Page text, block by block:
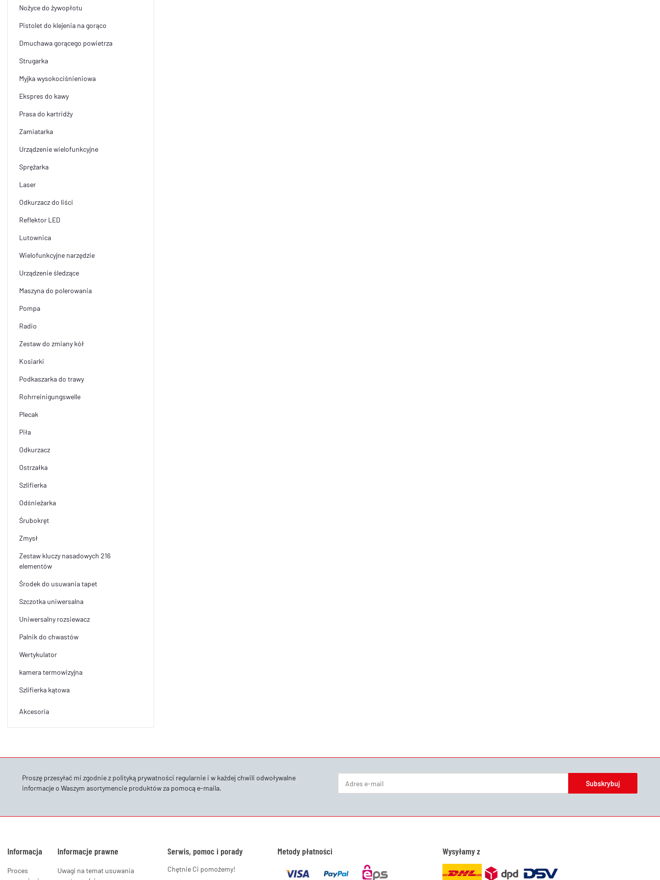
Nożyce do żywopłotu
Pistolet do klejenia na gorąco
Dmuchawa gorącego powietrza
Strugarka
Myjka wysokociśnieniowa
Ekspres do kawy
Prasa do kartridży
Zamiatarka
Urządzenie wielofunkcyjne
Sprężarka
Laser
Odkurzacz do liści
Reflektor LED
Lutownica
Wielofunkcyjne narzędzie
Urządzenie śledzące
Maszyna do polerowania
Pompa
Radio
Zestaw do zmiany kół
Kosiarki
Podkaszarka do trawy
Rohrreinigungswelle
Plecak
Piła
Odkurzacz
Ostrzałka
Szlifierka
Odśnieżarka
Śrubokręt
Zmysł
Zestaw kluczy nasadowych 216
elementów
Środek do usuwania tapet
Szczotka uniwersalna
Uniwersalny rozsiewacz
Palnik do chwastów
Wertykulator
kamera termowizyjna
Szlifierka kątowa
Akcesoria
Proszę przesyłać mi zgodnie z polityką prywatności regularnie i w każdej chwili odwoływalne
informacje o Waszym asortymencie produktów za pomocą e-maila.
Subskrybuj
Informacja
Proces
Informacje prawne
Uwagi na temat usuwania
Serwis, pomoc i porady
Chętnie Ci pomożemy!
Metody płatności Wysyłamy z